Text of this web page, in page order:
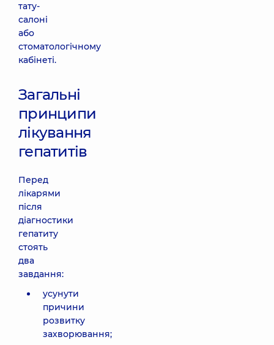
тату-
салоні
або
стоматологічному
кабінеті.
Загальні
принципи
лікування
гепатитів
Перед
лікарями
після
діагностики
гепатиту
стоять
два
завдання:
усунути
причини
розвитку
захворювання;